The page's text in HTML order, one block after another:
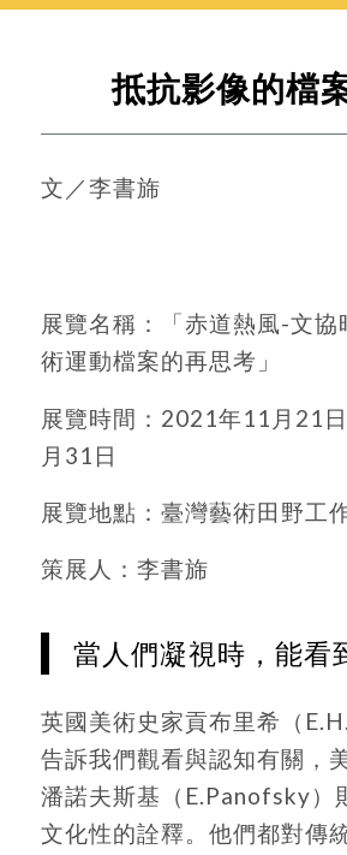
抵抗影像的檔
文／李書旆
展覽名稱：「赤道熱風-文協
術運動檔案的再思考」
展覽時間：2021年11月21
月31日
展覽地點：臺灣藝術田野工
策展人：李書旆
當人們凝視時，能看
英國美術史家貢布里希（
告訴我們觀看與認知有關，
潘諾夫斯基（E.Panofsky）
文化性的詮釋。他們都對傳